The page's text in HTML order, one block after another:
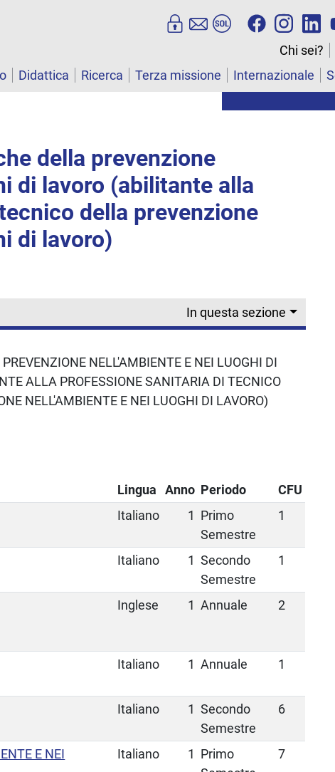
Chi sei?
Didattica Ricerca Terza missione Internazionale
della prevenzione
di lavoro (abilitante alla
della prevenzione
di lavoro)
In questa sezione
NELL'AMBIENTE E NEI LUOGHI DI
ALLA PROFESSIONE SANITARIA DI TECNICO
NELL'AMBIENTE E NEI LUOGHI DI LAVORO)
Lingua Anno Periodo
CFU
Italiano 1 Primo
Semestre
1
Italiano 1 Secondo
Semestre
1
Inglese 1 Annuale 2
Italiano 1 Annuale 1
Italiano 1 Secondo
Semestre
6
E NEI
Italiano 1 Primo
7